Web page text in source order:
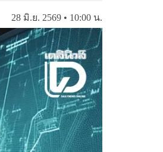
28 มิ.ย. 2569 • 10:00 น.